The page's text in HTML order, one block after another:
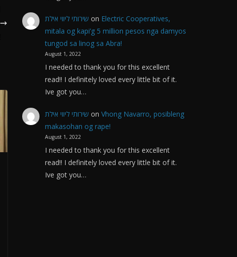
שירותי ליווי אילת on Electric Cooperatives,
mitala og kapi’g 5 million pesos nga damyos
tungod sa linog sa Abra!
August 1, 2022
I needed to thank you for this excellent
read!! I definitely loved every little bit of it.
Ive got you…
שירותי ליווי אילת on Vhong Navarro, posibleng
makasohan og rape!
August 1, 2022
I needed to thank you for this excellent
read!! I definitely loved every little bit of it.
Ive got you…